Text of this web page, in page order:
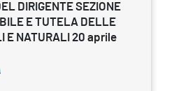
DIRIGENTE SEZIONE
E TUTELA DELLE
E NATURALI 20 aprile